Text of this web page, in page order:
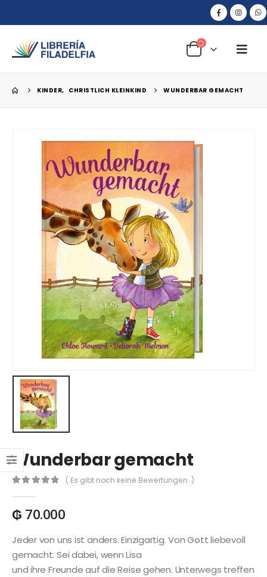
KINDER, CHRISTLICH KLEINKIND WUNDERBAR GEMACHT
Wunderbar gemacht
( Es gibt noch keine Bewertungen. )
₲ 70.000
Jeder von uns ist anders. Einzigartig. Von Gott liebevoll
gemacht. Sei dabei, wenn Lisa
und ihre Freunde auf die Reise gehen. Unterwegs treffen